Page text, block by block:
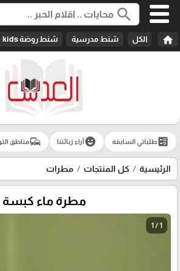
search
home الكل شنط مدرسية شنط روضة kids
ballotطلباتي السابقة emoji_emotionsآراء زبائننا commuteمناطق
الرئيسية كل المنتجات مطرات
مطرة ماء كبسة
1 / 1